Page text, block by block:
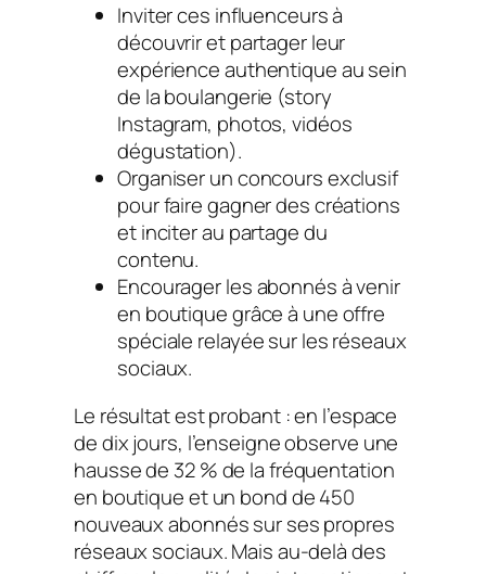
Inviter ces influenceurs à
découvrir et partager leur
expérience authentique au sein
de la boulangerie (story
Instagram, photos, vidéos
dégustation).
Organiser un concours exclusif
pour faire gagner des créations
et inciter au partage du
contenu.
Encourager les abonnés à venir
en boutique grâce à une offre
spéciale relayée sur les réseaux
sociaux.
Le résultat est probant : en l’espace
de dix jours, l’enseigne observe une
hausse de 32 % de la fréquentation
en boutique et un bond de 450
nouveaux abonnés sur ses propres
réseaux sociaux. Mais au-delà des